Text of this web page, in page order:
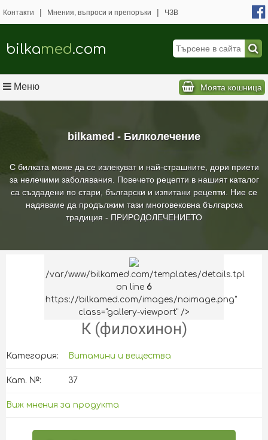
bilkamed - Билколечение
С билката може да се излекуват и най-страшните, дори приети
за нелечими заболявания. Повечето рецепти в нашият каталог
са създадени по стари, български и изпитани рецепти. Ние се
надяваме да продължим тази многовековна българска
традиция - ПРИРОДОЛЕЧЕНИЕТО
Контакти | Мнения, въпроси и препоръки | ЧЗВ
bilkamed.com
Меню Моята кошница
/var/www/bilkamed.com/templates/details.tpl
on line 6
https://bilkamed.com/images/noimage.png"
class="gallery-viewport" />
К (филохинон)
Категория: Витамини и вещества
Кат. №: 37
Виж мнения за продукта